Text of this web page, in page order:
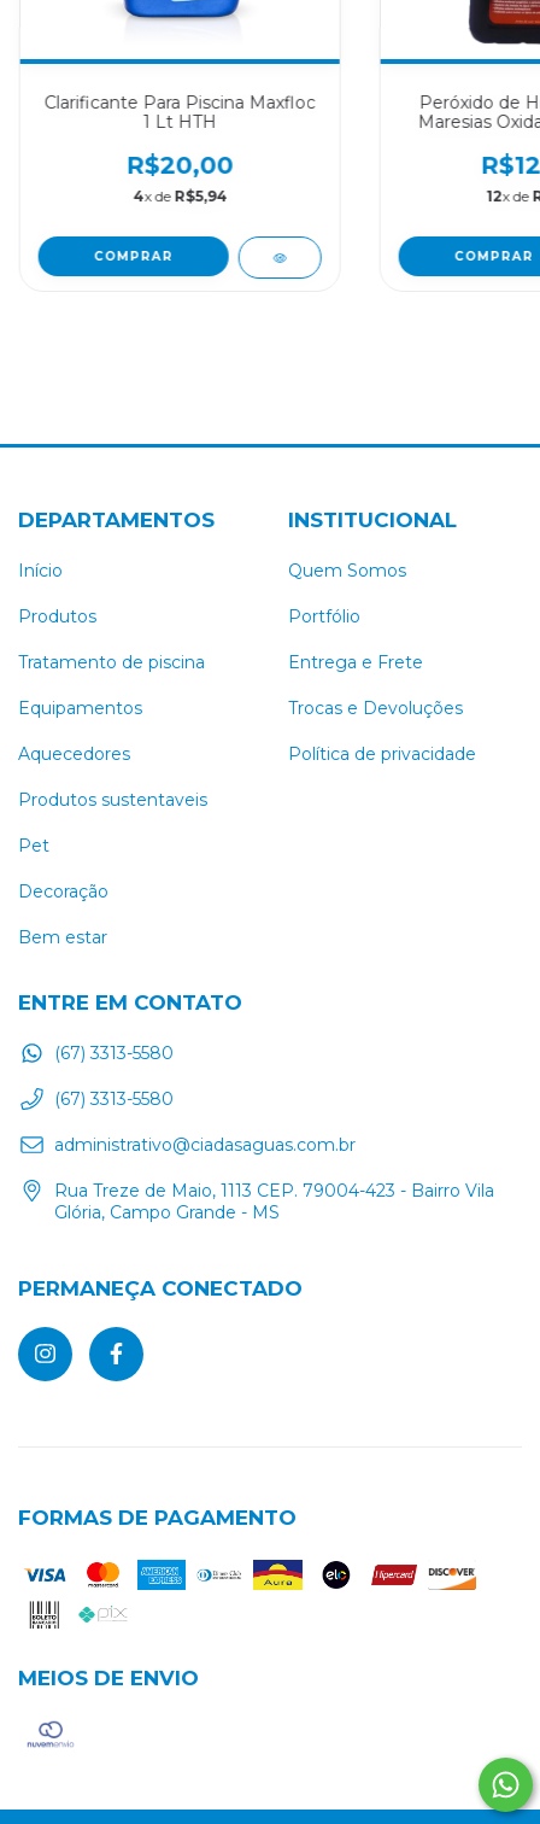
Clarificante Para Piscina Maxfloc
1 Lt HTH
R$20,00
4x de R$5,94
Peróxido de
Maresias
12x de
DEPARTAMENTOS
Início
Produtos
Tratamento de piscina
Equipamentos
Aquecedores
Produtos sustentaveis
Pet
Decoração
Bem estar
INSTITUCIONAL
Quem Somos
Portfólio
Entrega e Frete
Trocas e Devoluções
Política de privacidade
ENTRE EM CONTATO
(67) 3313-5580
(67) 3313-5580
administrativo@ciadasaguas.com.br
Rua Treze de Maio, 1113 CEP. 79004-423 - Bairro Vila
Glória, Campo Grande - MS
PERMANEÇA CONECTADO
FORMAS DE PAGAMENTO
MEIOS DE ENVIO